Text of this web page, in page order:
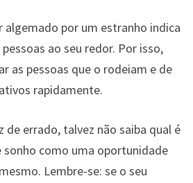
algemado por um estranho indica
ao seu redor. Por isso,
as pessoas que o rodeiam e de
rapidamente.
de errado, talvez não saiba qual é
sonho como uma oportunidade
Lembre-se: se o seu